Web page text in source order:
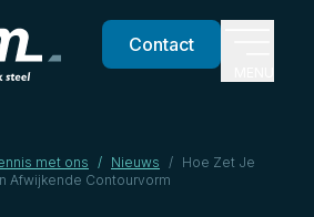
Contact
met ons / Nieuws / Hoe Zet Je
Afwijkende Contourvorm